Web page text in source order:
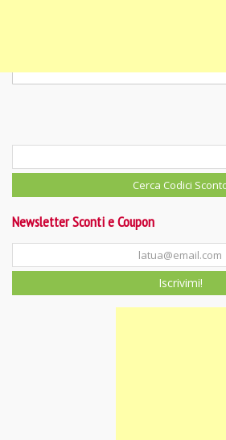
Newsletter Sconti e Coupon
Iscrivimi!